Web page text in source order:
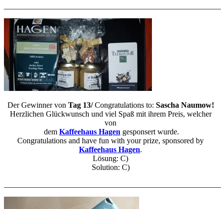
Der Gewinner von Tag 13/Congratulations to: Sascha Naumow!
Herzlichen Glückwunsch und viel Spaß mit ihrem Preis, welcher
von
dem Kaffeehaus Hagen gesponsert wurde.
Congratulations and have fun with your prize, sponsored by
Kaffeehaus Hagen.
Lösung: C)
Solution: C)